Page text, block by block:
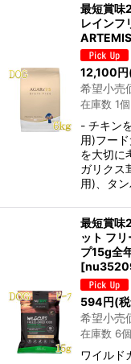
最短賞味
レインフ
12,100円
希望小売
在庫数 1個
- チキン
用)フー
を大切に
ガリクス
用)、タ
最短賞味
ット フ
プ15g全
[
594円(
希望小売
在庫数 6個
ワイルド